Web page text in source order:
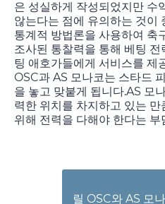
은 성실하게 작성되었지만 수
않는다는 점에 유의하는 것이
통계적 방법론을 사용하여 축
조사된 통찰력을 통해 베팅 전
팅 애호가들에게 서비스를 제
OSC과 AS 모나코는 스타드
을 놓고 맞붙게 됩니다.AS 모
력한 위치를 차지하고 있는
위해 전력을 다해야 한다는
릴 OSC와 AS 모